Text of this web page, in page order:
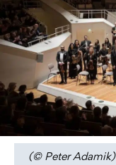
(© Peter Adamik)